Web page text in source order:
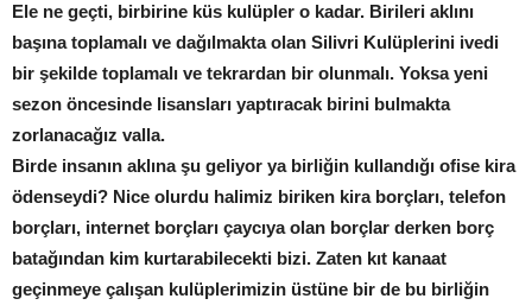
Ele ne geçti, birbirine küs kulüpler o kadar. Birileri aklını
başına toplamalı ve dağılmakta olan Silivri Kulüplerini ivedi
bir şekilde toplamalı ve tekrardan bir olunmalı. Yoksa yeni
sezon öncesinde lisansları yaptıracak birini bulmakta
zorlanacağız valla.
Birde insanın aklına şu geliyor ya birliğin kullandığı ofise kira
ödenseydi? Nice olurdu halimiz biriken kira borçları, telefon
borçları, internet borçları çaycıya olan borçlar derken borç
batağından kim kurtarabilecekti bizi. Zaten kıt kanaat
geçinmeye çalışan kulüplerimizin üstüne bir de bu birliğin